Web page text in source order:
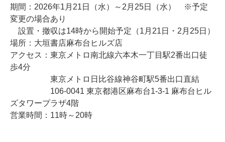
期間：2026年1月21日（水）～2月25日（水） ※予定
変更の場合あり
設置・撤収は14時から開始予定（1月21日・2月25日）
場所：大垣書店麻布台ヒルズ店
アクセス：東京メトロ南北線六本木一丁目駅2番出口徒
歩4分
東京メトロ日比谷線神谷町駅5番出口直結
106-0041 東京都港区麻布台1-3-1 麻布台ヒル
ズタワープラザ4階
営業時間：11時～20時